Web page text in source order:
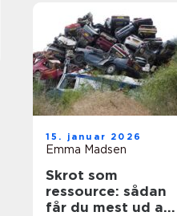
15. januar 2026
Emma Madsen
Skrot som
ressource: sådan
får du mest ud af